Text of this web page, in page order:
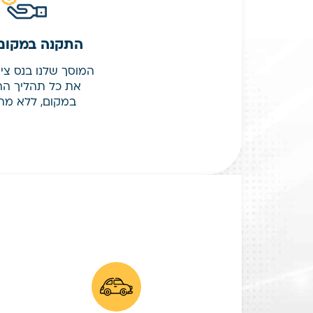
התקנה
המוסך שלנו בנס
את כל תהליך
במקום, ללא